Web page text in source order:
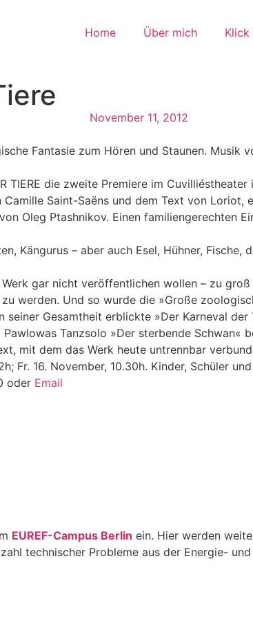
Home Über mich Klick
November 11, 2012
Fantasie zum Hören und Staunen. Musik
TIERE die zweite Premiere im
Saint-Saëns und dem Text von
Oleg Ptashnikov. Einen familiengerechten
Kängurus – aber auch Esel, Hühner,
gar nicht veröffentlichen wollen – zu
werden. Und so wurde die »Große
seiner Gesamtheit erblickte »Der Karneval
Tanzsolo »Der sterbende Schwan«
mit dem das Werk heute untrennbar
Fr. 16. November, 10.30h. Kinder, Schüler
oder Email
EUREF-Campus Berlin ein. Hier werden
technischer Probleme aus der Energie-